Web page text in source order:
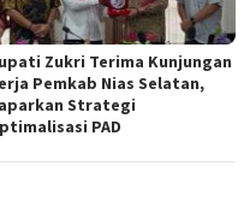
Zukri Terima Kunjungan
Pemkab Nias Selatan,
Strategi
PAD